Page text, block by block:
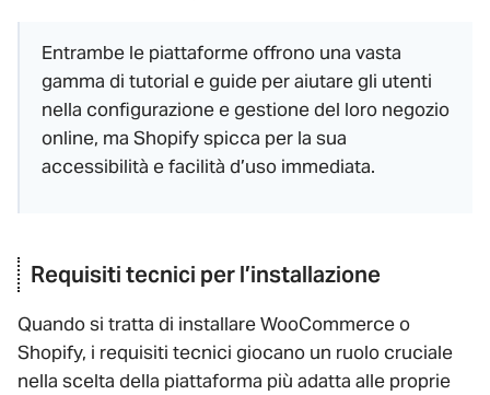
Entrambe le piattaforme offrono una vasta
gamma di tutorial e guide per aiutare gli utenti
nella configurazione e gestione del loro negozio
online, ma Shopify spicca per la sua
accessibilità e facilità d’uso immediata.
Requisiti tecnici per l’installazione
Quando si tratta di installare WooCommerce o
Shopify, i requisiti tecnici giocano un ruolo cruciale
nella scelta della piattaforma più adatta alle proprie